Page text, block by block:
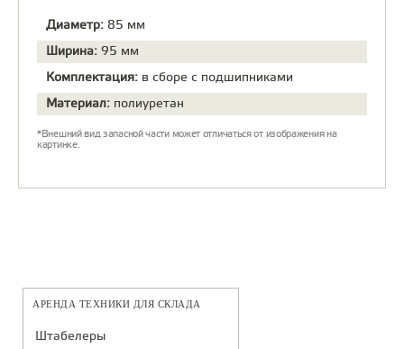
Диаметр: 85 мм
Ширина: 95 мм
Комплектация: в сборе с подшипниками
Материал: полиуретан
*Внешний вид запасной части может отличаться от изображения на
картинке.
АРЕНДА ТЕХНИКИ ДЛЯ СКЛАДА
Штабелеры